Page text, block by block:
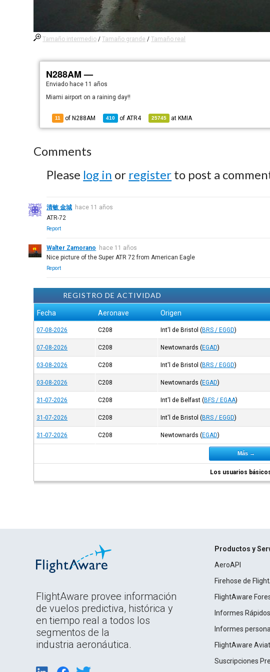
Tamaño intermedio /Tamaño grande /Tamaño real
N288AM —
Enviado hace 11 años
Miami airport on a raining day!!
11 of N288AM 410 ofATR4 25745 at KMIA
Comments
Please log in or register to post a
清敏 金城 hace 11 años
ATR-72
Report
Walter Zamorano
hace 11 años
Nice picture of the Super ATR 72 from American Eagle
Report
REGISTRO DE ACTIVIDAD
Fecha Aeronave Origen
07-08-2026 C208 Int'l de Bristol (BRS / EGGD)
07-08-2026 C208 Newtownards (EGAD)
03-08-2026 C208 Int'l de Bristol (BRS / EGGD)
03-08-2026 C208 Newtownards (EGAD)
31-07-2026 C208 Int'l de Belfast (BFS / EGAA)
31-07-2026 C208 Int'l de Bristol (BRS / EGGD)
31-07-2026 C208 Newtownards (EGAD)
Más →
Los usuarios
FlightAware provee información
de vuelos predictiva, histórica y
en tiempo real a todos los
segmentos de la
industria aeronáutica.
Productos y
AeroAPI
Firehose de
FlightAware
Informes Rápidos
Informes
FlightAware
Suscripciones